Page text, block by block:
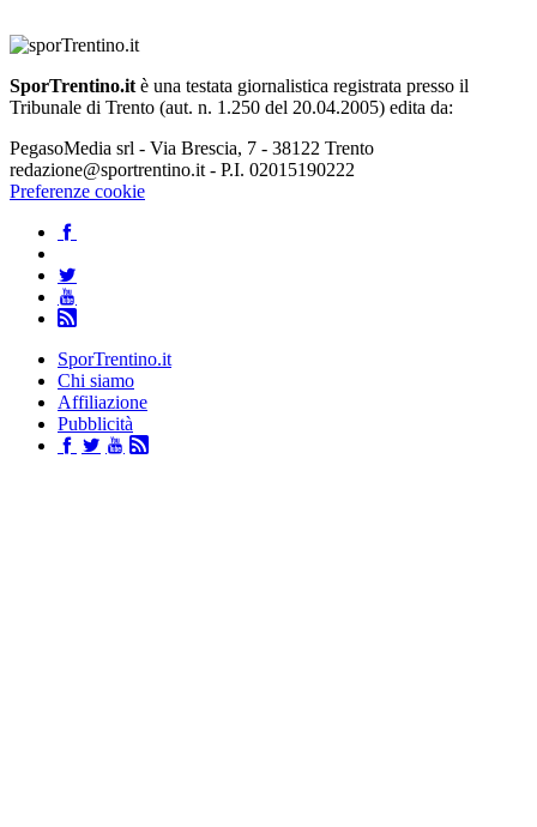
SporTrentino.it è una testata giornalistica registrata presso il
Tribunale di Trento (aut. n. 1.250 del 20.04.2005) edita da:
PegasoMedia srl - Via Brescia, 7 - 38122 Trento
redazione@sportrentino.it - P.I. 02015190222
Preferenze cookie
SporTrentino.it
Chi siamo
Affiliazione
Pubblicità